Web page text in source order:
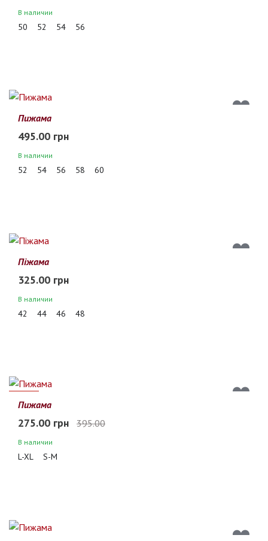
В наличии
50 52 54 56
Пижама
495.00 грн
В наличии
52 54 56 58 60
Піжама
325.00 грн
В наличии
42 44 46 48
30%
Пижама
275.00 грн 395.00
В наличии
L-XL S-M